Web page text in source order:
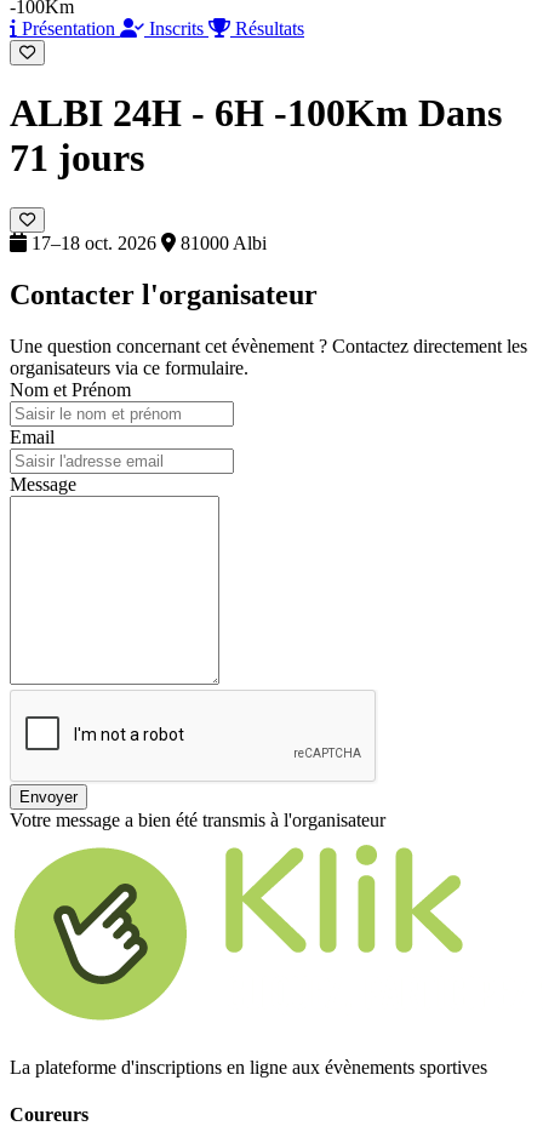
-100Km
Présentation
Inscrits Résultats
ALBI 24H - 6H -100Km Dans
71 jours
17–18 oct. 2026 81000 Albi
Contacter l'organisateur
Une question concernant cet évènement ? Contactez directement les
organisateurs via ce formulaire.
Nom et Prénom
Email
Message
Envoyer
Votre message a bien été transmis à l'organisateur
La plateforme d'inscriptions en ligne aux évènements sportives
Coureurs